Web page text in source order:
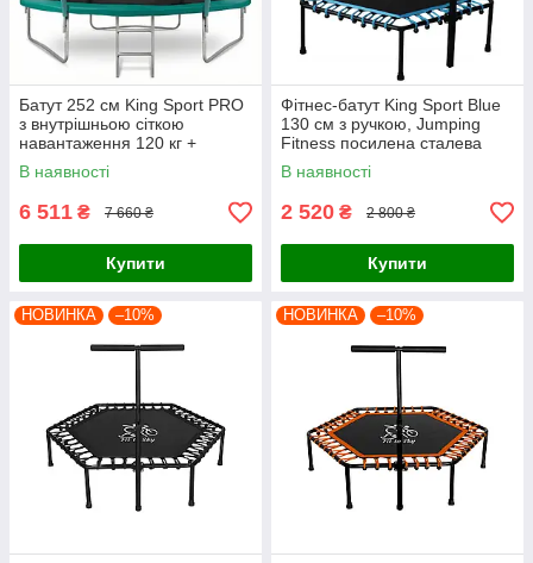
Батут 252 см King Sport PRO
з внутрішньою сіткою
навантаження 120 кг +
подарунок драбина Зелений
В наявності
6 511 ₴ 7 660 ₴
Купити
Фітнес-батут King Sport Blue
130 см з ручкою, Jumping
Fitness посилена сталева
рама, 42 амортизатори для
тренувань
В наявності
2 520 ₴ 2 800 ₴
Купити
НОВИНКА –10% НОВИНКА –10%